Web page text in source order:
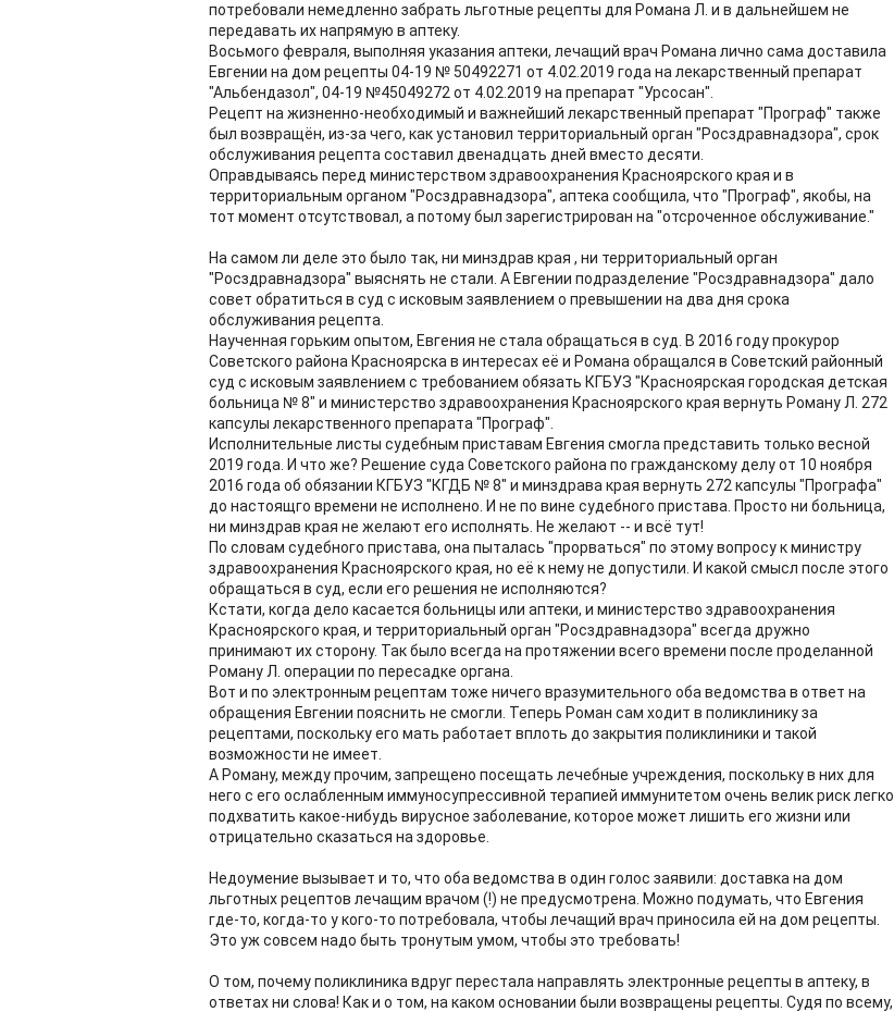
потребовали немедленно забрать льготные рецепты для Романа Л. и в дальнейшем не
передавать их напрямую в аптеку.
Восьмого февраля, выполняя указания аптеки, лечащий врач Романа лично сама доставила
Евгении на дом рецепты 04-19 № 50492271 от 4.02.2019 года на лекарственный препарат
"Альбендазол", 04-19 №45049272 от 4.02.2019 на препарат "Урсосан".
Рецепт на жизненно-необходимый и важнейший лекарственный препарат "Програф" также
был возвращён, из-за чего, как установил территориальный орган "Росздравнадзора", срок
обслуживания рецепта составил двенадцать дней вместо десяти.
Оправдываясь перед министерством здравоохранения Красноярского края и в
территориальным органом "Росздравнадзора", аптека сообщила, что "Програф", якобы, на
тот момент отсутствовал, а потому был зарегистрирован на "отсроченное обслуживание."
На самом ли деле это было так, ни минздрав края , ни территориальный орган
"Росздравнадзора" выяснять не стали. А Евгении подразделение "Росздравнадзора" дало
совет обратиться в суд с исковым заявлением о превышении на два дня срока
обслуживания рецепта.
Наученная горьким опытом, Евгения не стала обращаться в суд. В 2016 году прокурор
Советского района Красноярска в интересах её и Романа обращался в Советский районный
суд с исковым заявлением с требованием обязать КГБУЗ "Красноярская городская детская
больница № 8" и министерство здравоохранения Красноярского края вернуть Роману Л. 272
капсулы лекарственного препарата "Програф".
Исполнительные листы судебным приставам Евгения смогла представить только весной
2019 года. И что же? Решение суда Советского района по гражданскому делу от 10 ноября
2016 года об обязании КГБУЗ "КГДБ № 8" и минздрава края вернуть 272 капсулы "Прографа"
до настоящго времени не исполнено. И не по вине судебного пристава. Просто ни больница,
ни минздрав края не желают его исполнять. Не желают -- и всё тут!
По словам судебного пристава, она пыталась "прорваться" по этому вопросу к министру
здравоохранения Красноярского края, но её к нему не допустили. И какой смысл после этого
обращаться в суд, если его решения не исполняются?
Кстати, когда дело касается больницы или аптеки, и министерство здравоохранения
Красноярского края, и территориальный орган "Росздравнадзора" всегда дружно
принимают их сторону. Так было всегда на протяжении всего времени после проделанной
Роману Л. операции по пересадке органа.
Вот и по электронным рецептам тоже ничего вразумительного оба ведомства в ответ на
обращения Евгении пояснить не смогли. Теперь Роман сам ходит в поликлинику за
рецептами, поскольку его мать работает вплоть до закрытия поликлиники и такой
возможности не имеет.
А Роману, между прочим, запрещено посещать лечебные учреждения, поскольку в них для
него с его ослабленным иммуносупрессивной терапией иммунитетом очень велик риск легко
подхватить какое-нибудь вирусное заболевание, которое может лишить его жизни или
отрицательно сказаться на здоровье.
Недоумение вызывает и то, что оба ведомства в один голос заявили: доставка на дом
льготных рецептов лечащим врачом (!) не предусмотрена. Можно подумать, что Евгения
где-то, когда-то у кого-то потребовала, чтобы лечащий врач приносила ей на дом рецепты.
Это уж совсем надо быть тронутым умом, чтобы это требовать!
О том, почему поликлиника вдруг перестала направлять электронные рецепты в аптеку, в
ответах ни слова! Как и о том, на каком основании были возвращены рецепты. Судя по всему,